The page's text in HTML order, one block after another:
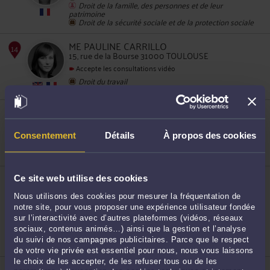
Consentement Détails À propos des cookies
Ce site web utilise des cookies
Nous utilisons des cookies pour mesurer la fréquentation de
notre site, pour vous proposer une expérience utilisateur fondée
sur l’interactivité avec d’autres plateformes (vidéos, réseaux
sociaux, contenus animés…) ainsi que la gestion et l’analyse
du suivi de nos campagnes publicitaires. Parce que le respect
de votre vie privée est essentiel pour nous, nous vous laissons
le choix de les accepter, de les refuser tous ou de les
11
12
13
Droit de la famille, des personnes et de leur
patrimoine
Droit de la sécurité sociale et de la protection sociale
ME PAULINE CARRILLO
15, rue de la Bourse 31000 TOULOUSE
Accepte les consultations vidéo
Droit du travail
11, rue de Metz 31000 TOULOUSE
Droit des étrangers et de la nationalité
ME GILLES SOREL
Accepte les consultations vidéo
Procédure d'appel
Procédure civile
Droit commercial, des affaires et de la concurrence